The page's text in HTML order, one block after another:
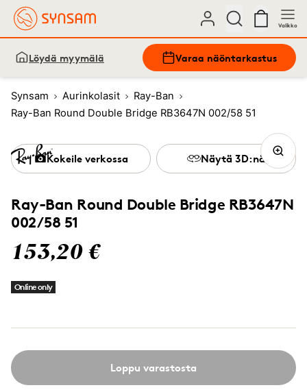
Valikko
Löydä myymälä Varaa näöntarkastus
Synsam Aurinkolasit
Ray-Ban
Ray-Ban Round Double Bridge RB3647N 002/58 51
Ray-Ban Round Double Bridge RB3647N
002/58 51
153,20 €
Online only
Loppu varastosta
Kokeile verkossa Näytä 3D:nä